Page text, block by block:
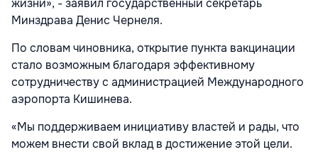
жизни», - заявил государственный секретарь
Минздрава Денис Чернеля.
По словам чиновника, открытие пункта вакцинации
стало возможным благодаря эффективному
сотрудничеству с администрацией Международного
аэропорта Кишинева.
«Мы поддерживаем инициативу властей и рады, что
можем внести свой вклад в достижение этой цели.